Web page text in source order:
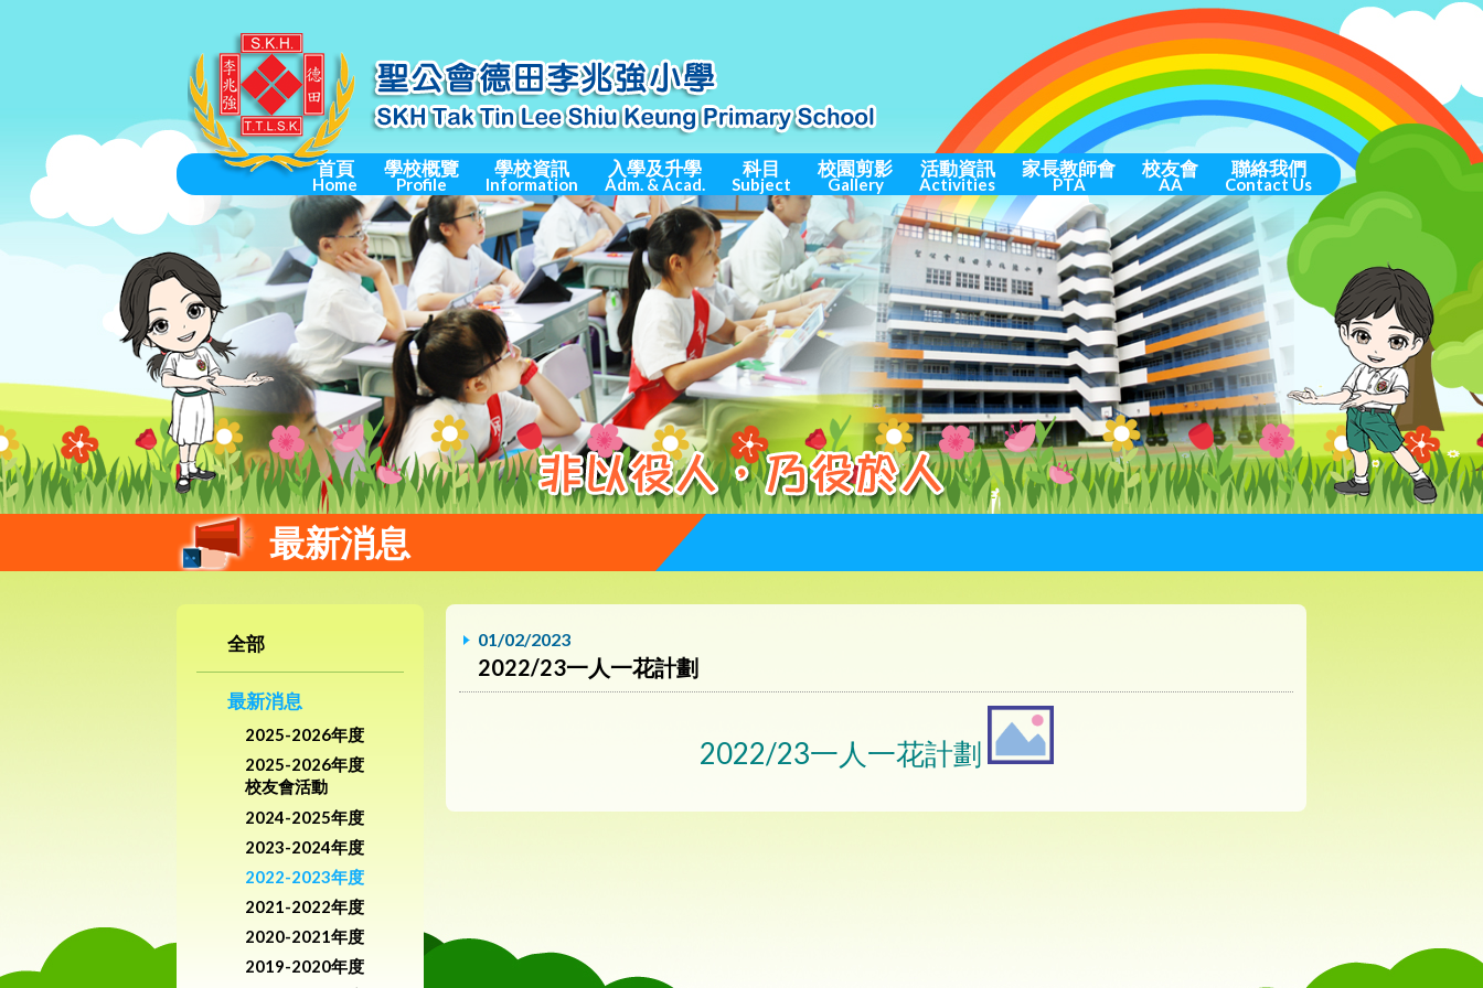
首頁
Home
學校概覽
Profile
學校資訊
Information
入學及升學
Adm. & Acad.
科目
Subject
校園剪影
Gallery
活動資訊
Activities
家長教師會
PTA
校友會
AA
聯絡我們
Contact Us
最新消息
全部
最新消息
2025-2026年度
2025-2026年度
校友會活動
2024-2025年度
2023-2024年度
2022-2023年度
2021-2022年度
2020-2021年度
2019-2020年度
01/02/2023
2022/23一人一花計劃
2022/23一人一花計劃